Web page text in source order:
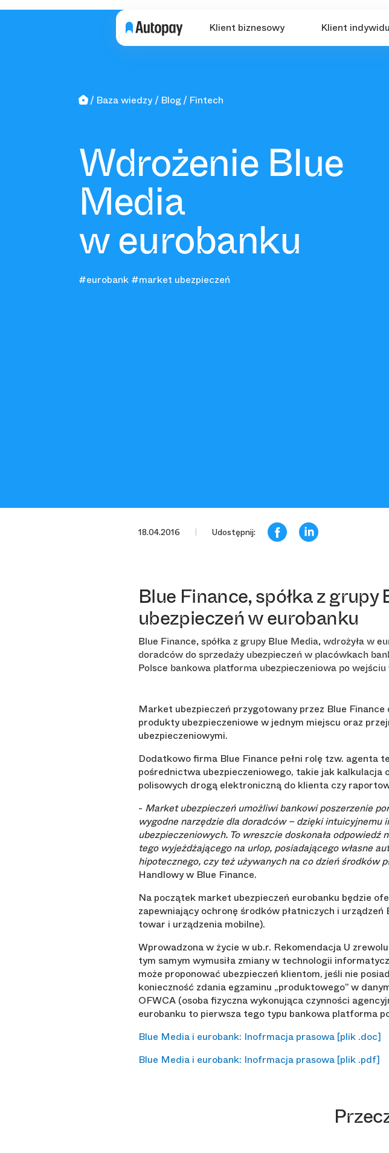
Klient biznesowy Klient
Baza wiedzy Blog Fintech
Wdrożenie Blue
Media
w eurobanku
#eurobank #market ubezpieczeń
18.04.2016 Udostępnij:
Blue Finance, spółka z
ubezpieczeń w eurobanku
Blue Finance, spółka z grupy Blue Media, wdrożyła w
doradców do sprzedaży ubezpieczeń w placówkach
Polsce bankowa platforma ubezpieczeniowa po
Market ubezpieczeń przygotowany przez Blue
produkty ubezpieczeniowe w jednym miejscu oraz
ubezpieczeniowymi.
Dodatkowo firma Blue Finance pełni rolę tzw. agenta
pośrednictwa ubezpieczeniowego, takie jak
polisowych drogą elektroniczną do klienta czy
- Market ubezpieczeń umożliwi bankowi poszerzenie
wygodne narzędzie dla doradców – dzięki
ubezpieczeniowych. To wreszcie doskonała odpowiedź
tego wyjeżdżającego na urlop, posiadającego własne
hipotecznego, czy też używanych na co dzień środków
Handlowy w Blue Finance.
Na początek market ubezpieczeń eurobanku będzie
zapewniający ochronę środków płatniczych i
towar i urządzenia mobilne).
Wprowadzona w życie w ub.r. Rekomendacja U
tym samym wymusiła zmiany w technologii
może proponować ubezpieczeń klientom, jeśli nie
konieczność zdania egzaminu „produktowego” w
OFWCA (osoba fizyczna wykonująca czynności
eurobanku to pierwsza tego typu bankowa platforma
Blue Media i eurobank: Inofrmacja prasowa [plik .doc]
Blue Media i eurobank: Inofrmacja prasowa [plik .pdf]